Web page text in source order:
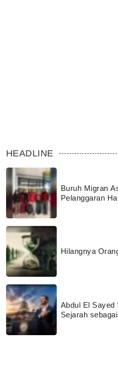
HEADLINE
Buruh Migran
Pelanggaran
Hilangnya
Abdul El Sayed
Sejarah